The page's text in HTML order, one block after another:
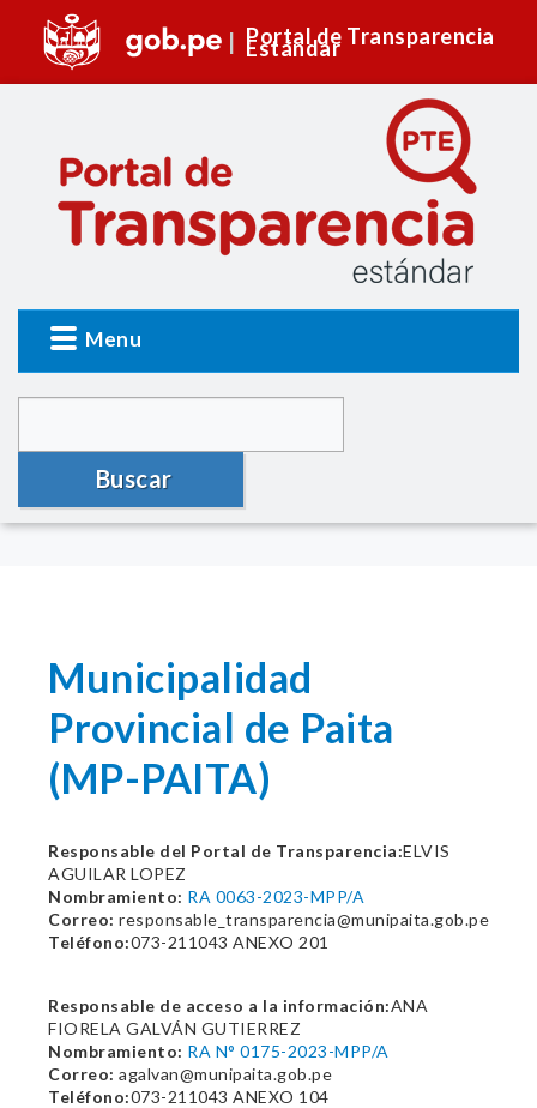
Portal de Transparencia
Estándar
Menu
Buscar
Municipalidad
Provincial de Paita
(MP-PAITA)
Responsable del Portal de Transparencia:ELVIS
AGUILAR LOPEZ
Nombramiento: RA 0063-2023-MPP/A
Correo: responsable_transparencia@munipaita.gob.pe
Teléfono:073-211043 ANEXO 201
Responsable de acceso a la información:ANA
FIORELA GALVÁN GUTIERREZ
Nombramiento: RA N° 0175-2023-MPP/A
Correo: agalvan@munipaita.gob.pe
Teléfono:073-211043 ANEXO 104